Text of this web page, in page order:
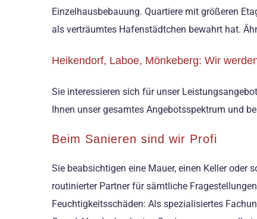
Einzelhausbebauung. Quartiere mit größeren
als verträumtes Hafenstädtchen bewahrt hat.
Heikendorf, Laboe, Mönkeberg: Wir
Sie interessieren sich für unser
Ihnen unser gesamtes Angebotsspektrum und
Beim Sanieren sind wir Profi
Sie beabsichtigen eine Mauer, einen Keller oder
routinierter Partner für sämtliche
Feuchtigkeitsschäden: Als spezialisiertes